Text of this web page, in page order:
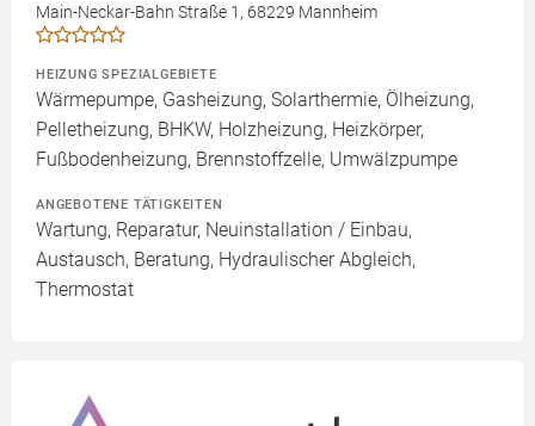
Main-Neckar-Bahn Straße 1, 68229 Mannheim
HEIZUNG SPEZIALGEBIETE
Wärmepumpe, Gasheizung, Solarthermie, Ölheizung,
Pelletheizung, BHKW, Holzheizung, Heizkörper,
Fußbodenheizung, Brennstoffzelle, Umwälzpumpe
ANGEBOTENE TÄTIGKEITEN
Wartung, Reparatur, Neuinstallation / Einbau,
Austausch, Beratung, Hydraulischer Abgleich,
Thermostat